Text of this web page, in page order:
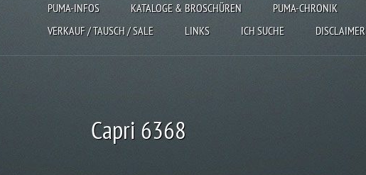
PUMA-INFOS
KATALOGE & BROSCHÜREN PUMA-CHRONIK
VERKAUF / TAUSCH / SALE
LINKS ICH SUCHE DISCLAIMER
Capri 6368